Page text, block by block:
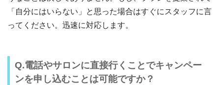
「自分にはいらない」と思った場合はすぐにスタッフに言
ってください。迅速に対応します。
Q.電話やサロンに直接行くことでキャンペー
ンを申し込むことは可能ですか？